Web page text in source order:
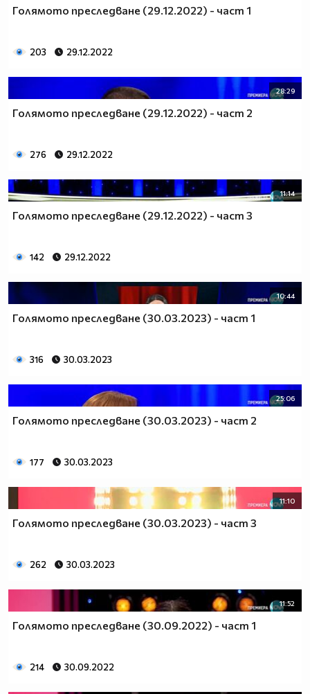
Голямото преследване (29.12.2022) - част 1
203 29.12.2022
28:29
Голямото преследване (29.12.2022) - част 2
276 29.12.2022
11:14
Голямото преследване (29.12.2022) - част 3
142 29.12.2022
10:44
Голямото преследване (30.03.2023) - част 1
316 30.03.2023
25:06
Голямото преследване (30.03.2023) - част 2
177 30.03.2023
11:10
Голямото преследване (30.03.2023) - част 3
262 30.03.2023
11:52
Голямото преследване (30.09.2022) - част 1
214 30.09.2022